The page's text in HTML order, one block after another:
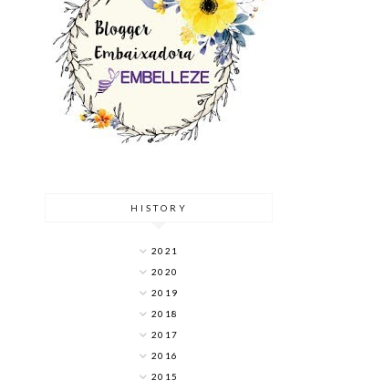
HISTORY
2021
2020
2019
2018
2017
2016
2015